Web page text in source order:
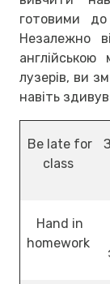
готовими
Незалежно
лузерів, ви
навіть
Be late for
class
Hand in
homework